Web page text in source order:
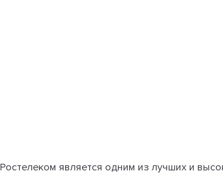
Ростелеком является одним из лучших и